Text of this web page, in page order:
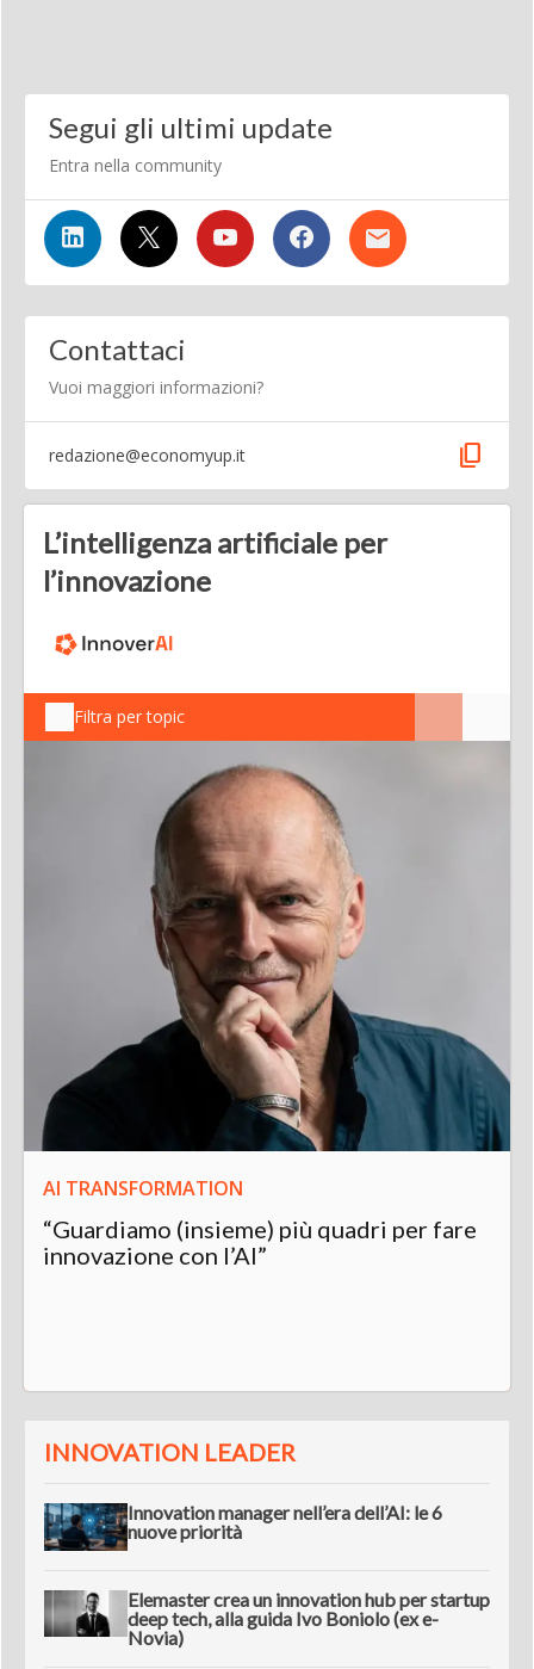
Segui gli ultimi update
Entra nella community
Contattaci
Vuoi maggiori informazioni?
redazione@economyup.it content_copy
L’intelligenza artificiale per
l’innovazione
Filtra per topic
AI TRANSFORMATION
“Guardiamo (insieme) più quadri per fare
innovazione con l’AI”
INNOVATION LEADER
Innovation manager nell’era dell’AI: le 6
nuove priorità
Elemaster crea un innovation hub per startup
deep tech, alla guida Ivo Boniolo (ex e-
Novia)